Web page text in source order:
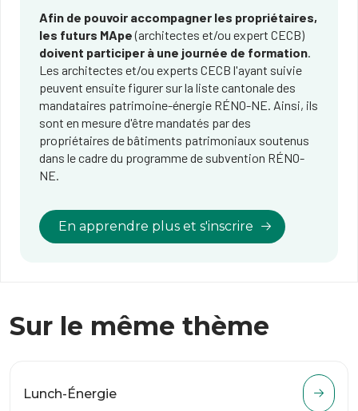
Afin de pouvoir accompagner les propriétaires,
les futurs MApe(architectes et/ou expert CECB)
doivent participer à une journée de formation.
Les architectes et/ou experts CECB l'ayant suivie
peuvent ensuite figurer sur la liste cantonale des
mandataires patrimoine-énergie RÉNO-NE. Ainsi, ils
sont en mesure d'être mandatés par des
propriétaires de bâtiments patrimoniaux soutenus
dans le cadre du programme de subvention RÉNO-
NE.
En apprendre plus et s'inscrire
Sur le même thème
Lunch-Énergie